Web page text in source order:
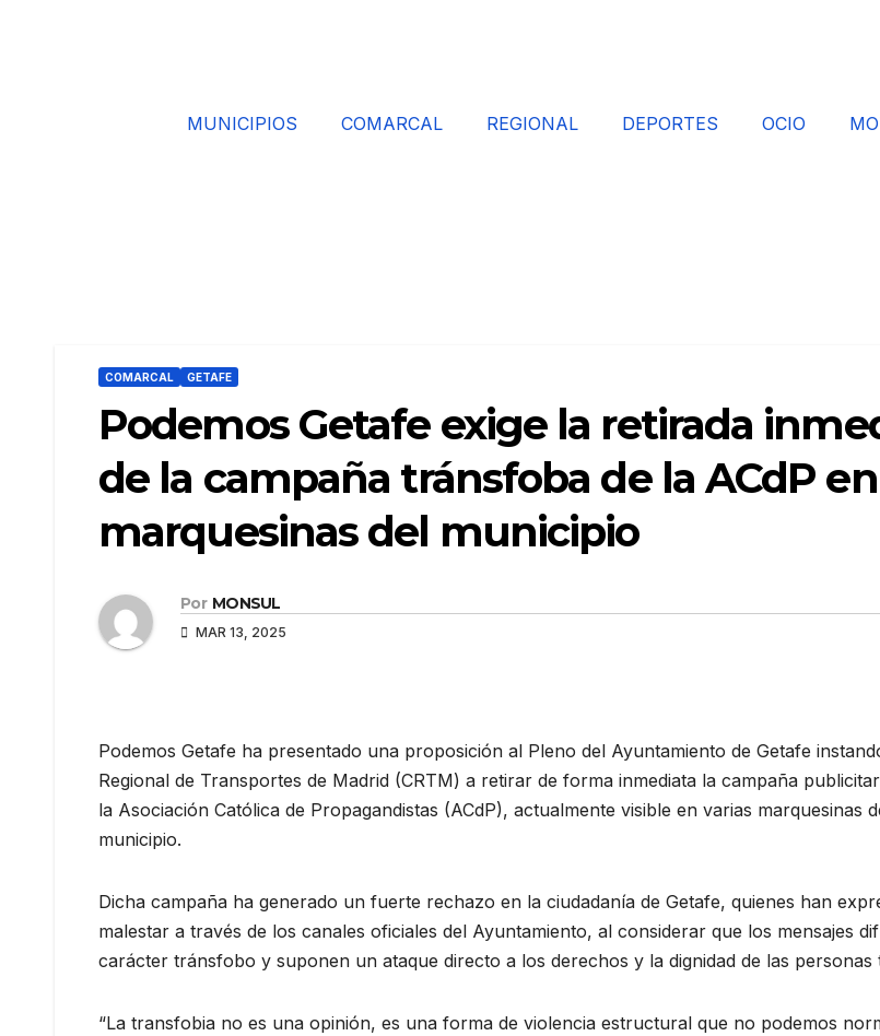
MUNICIPIOS COMARCAL REGIONAL DEPORTES OCIO
COMARCAL GETAFE
Podemos Getafe exige la retirada
de la campaña tránsfoba de la ACdP
marquesinas del municipio
Por MONSUL
MAR 13, 2025
Podemos Getafe ha presentado una proposición al Pleno del Ayuntamiento de Getafe
Regional de Transportes de Madrid (CRTM) a retirar de forma inmediata la campaña
la Asociación Católica de Propagandistas (ACdP), actualmente visible en varias marquesinas
municipio.
Dicha campaña ha generado un fuerte rechazo en la ciudadanía de Getafe, quienes han
malestar a través de los canales oficiales del Ayuntamiento, al considerar que los mensajes
carácter tránsfobo y suponen un ataque directo a los derechos y la dignidad de las personas
“La transfobia no es una opinión, es una forma de violencia estructural que no podemos